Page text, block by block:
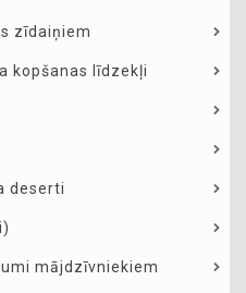
zīdaiņiem
kopšanas līdzekļi
deserti
mājdzīvniekiem